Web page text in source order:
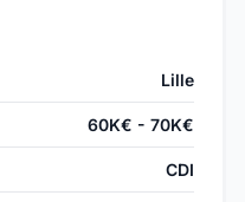
Lille
60K€ - 70K€
CDI